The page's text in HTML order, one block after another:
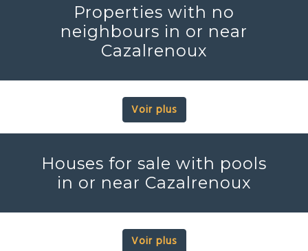
Properties with no
neighbours in or near
Cazalrenoux
Voir plus
Houses for sale with pools
in or near Cazalrenoux
Voir plus